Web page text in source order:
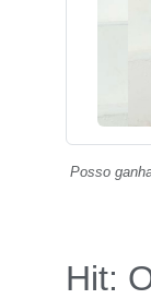
Posso
Hit: